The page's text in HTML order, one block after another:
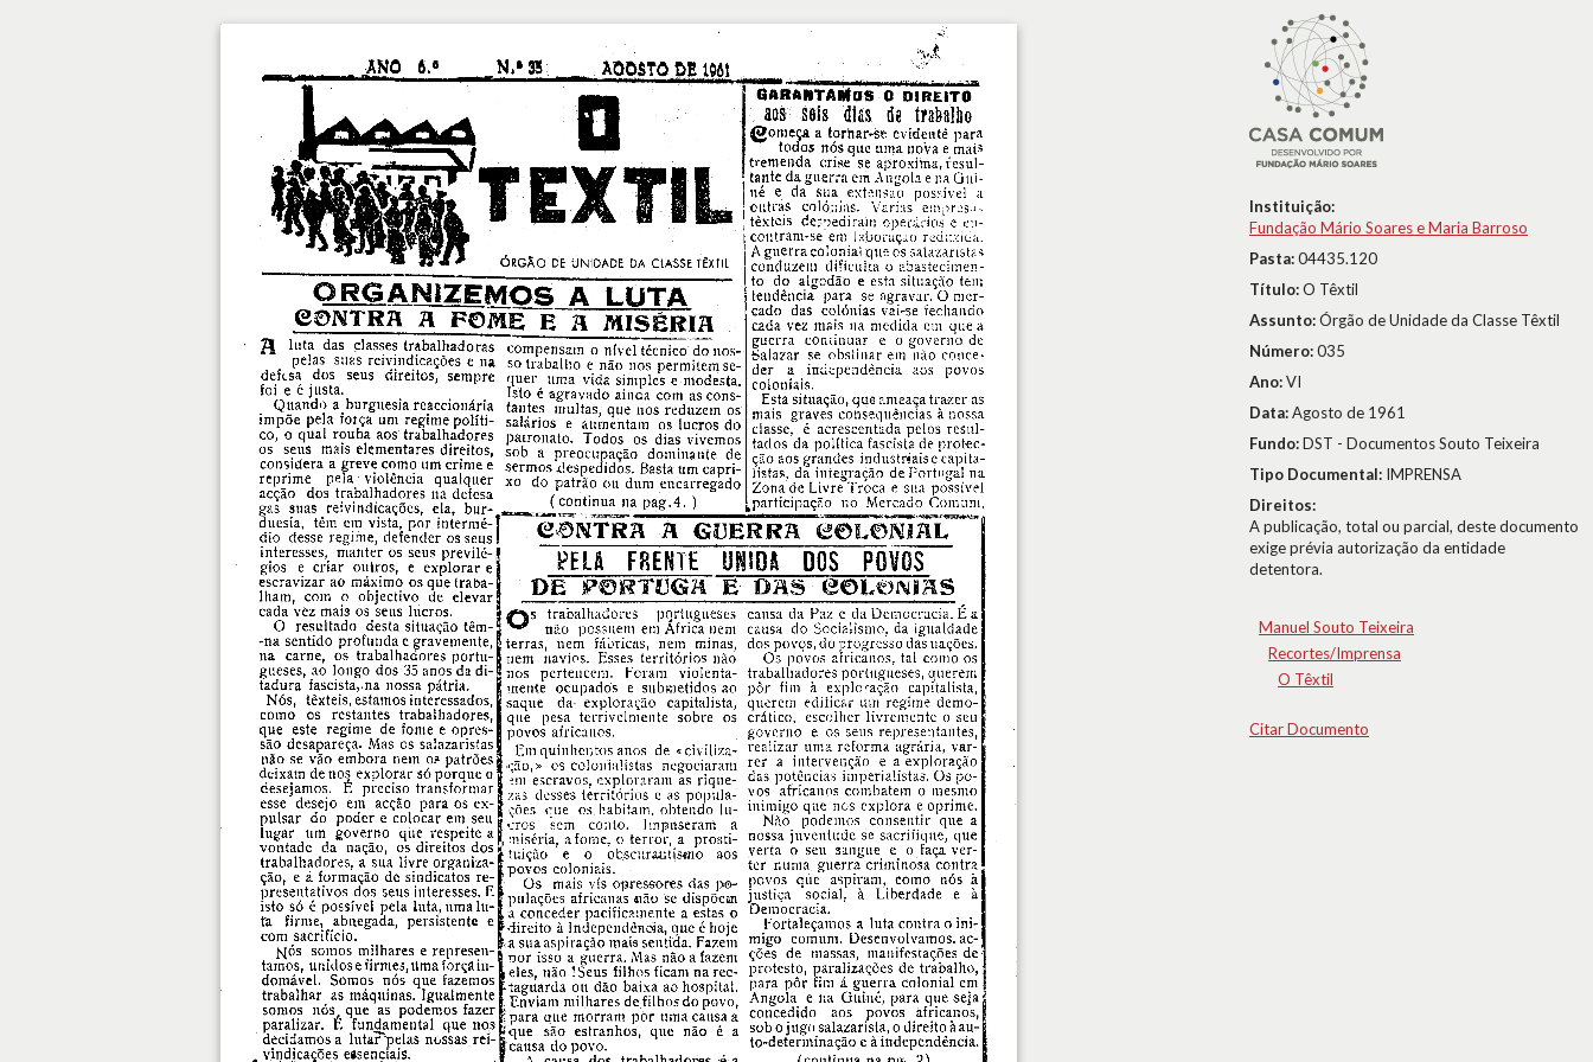
Instituição:
Fundação Mário Soares e Maria Barroso
Pasta:04435.120
Título:O Têxtil
Assunto:Órgão de Unidade da Classe Têxtil
Número:035
Ano:VI
Data:Agosto de 1961
Fundo:DST - Documentos Souto Teixeira
Tipo Documental: IMPRENSA
Direitos:
A publicação, total ou parcial, deste documento
exige prévia autorização da entidade
detentora.
Manuel Souto Teixeira
Recortes/Imprensa
O Têxtil
Citar Documento